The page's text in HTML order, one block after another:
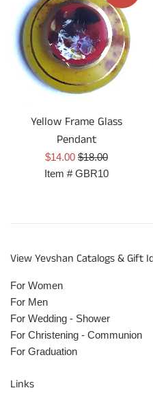
Yellow Frame Glass
Pendant
Prix
réduit
$14.00 Prix
régulier
$18.00
Item #GBR10
View Yevshan Catalogs & Gift
For Women
For Men
For Wedding - Shower
For Christening - Communion
For Graduation
Links